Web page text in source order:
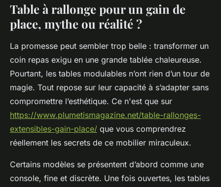
Table à rallonge pour un gain de
place, mythe ou réalité ?
La promesse peut sembler trop belle : transformer un
coin repas exigu en une grande tablée chaleureuse.
Pourtant, les tables modulables n’ont rien d’un tour de
magie. Tout repose sur leur capacité à s’adapter sans
compromettre l’esthétique. Ce n'est que sur
https://www.plumetismagazine.net/table-rallonges-
extensibles-gain-place/ que vous comprendrez
réellement les secrets de ce mobilier miraculeux.
Certains modèles se présentent d’abord comme une
console, fine et discrète. Une fois ouvertes, les tables